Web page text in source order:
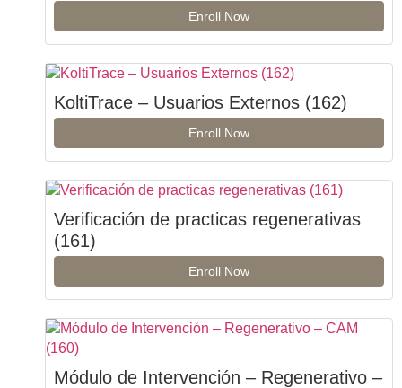
Enroll Now
KoltiTrace – Usuarios Externos (162)
Enroll Now
Verificación de practicas regenerativas
(161)
Enroll Now
Módulo de Intervención – Regenerativo –